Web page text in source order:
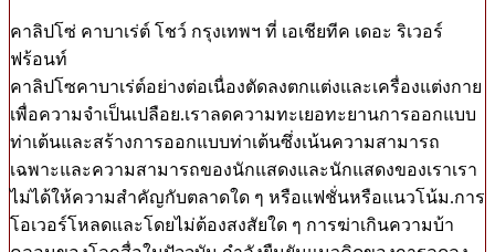
คาลิปโซ่ คาบาเร่ต์ โชว์ กรุงเทพฯ ที่ เอเชียทีค เดอะ ริเวอร์
ฟร้อนท์
คาลิปโซคาบาเร่ต์อย่างต่อเนื่องตัดลงตกแต่งและเครื่องแต่งกาย
เพื่อความจำเป็นเปลือย.เราลดความทะเยอทะยานการออกแบบ
ท่าเต้นและสร้างการออกแบบท่าเต้นซึ่งเน้นความสามารถ
เฉพาะและความสามารถของนักแสดงและนักแสดงของเราเรา
ไม่ได้ให้ความสำคัญกับตลาดใด ๆ หรือแฟชั่นหรือแนวโน้ม.การ
โอเวอร์โหลดและโดยไม่ต้องสงสัยใด ๆ การฆ่าเกินความบ้า